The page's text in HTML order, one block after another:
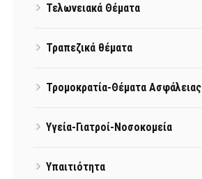
Τελωνειακά Θέματα
Τραπεζικά θέματα
Τρομοκρατία-Θέματα Ασφάλειας
Υγεία-Γιατροί-Νοσοκομεία
Υπαιτιότητα